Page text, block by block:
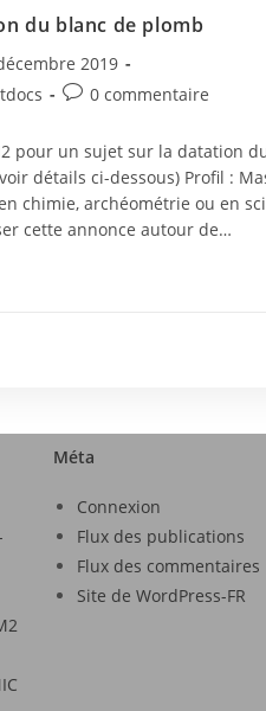
du blanc de plomb
2019
0 commentaire
pour un sujet sur la datation
détails ci-dessous) Profil :
chimie, archéométrie ou en
cette annonce autour de…
Méta
Connexion
Flux des publications
Flux des commentaires
Site de WordPress-FR